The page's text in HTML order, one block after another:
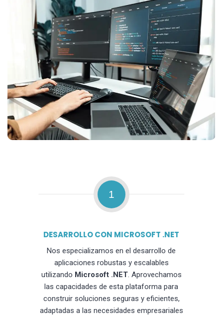
1
DESARROLLO CON MICROSOFT .NET
Nos especializamos en el desarrollo de
aplicaciones robustas y escalables
utilizando Microsoft .NET. Aprovechamos
las capacidades de esta plataforma para
construir soluciones seguras y eficientes,
adaptadas a las necesidades empresariales